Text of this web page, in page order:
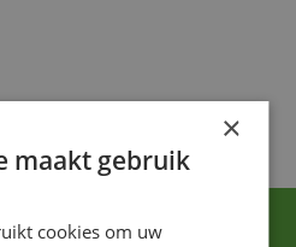
×
maakt gebruik
cookies om uw